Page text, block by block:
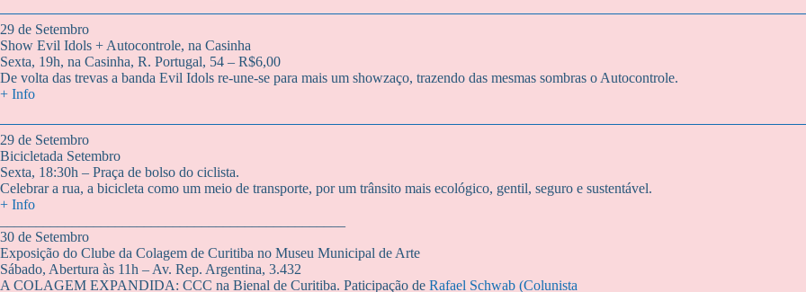
29 de Setembro
Show Evil Idols + Autocontrole, na Casinha
Sexta, 19h, na Casinha, R. Portugal, 54 – R$6,00
De volta das trevas a banda Evil Idols re-une-se para mais um showzaço, trazendo das mesmas sombras o Autocontrole.
+ Info
29 de Setembro
Bicicletada Setembro
Sexta, 18:30h – Praça de bolso do ciclista.
Celebrar a rua, a bicicleta como um meio de transporte, por um trânsito mais ecológico, gentil, seguro e sustentável.
+ Info
30 de Setembro
Exposição do Clube da Colagem de Curitiba no Museu Municipal de Arte
Sábado, Abertura às 11h – Av. Rep. Argentina, 3.432
A COLAGEM EXPANDIDA: CCC na Bienal de Curitiba. Paticipação de Rafael Schwab (Colunista